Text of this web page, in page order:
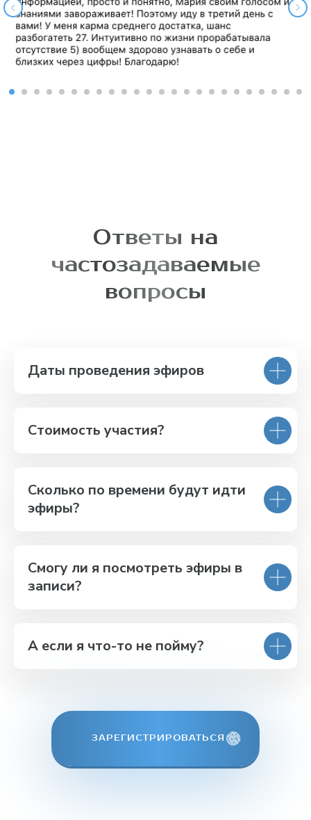
Ответы на
частозадаваемые
вопросы
Даты проведения эфиров
Стоимость участия?
Сколько по времени будут идти
эфиры?
Смогу ли я посмотреть эфиры в
записи?
А если я что-то не пойму?
ЗАРЕГИСТРИРОВАТЬСЯ